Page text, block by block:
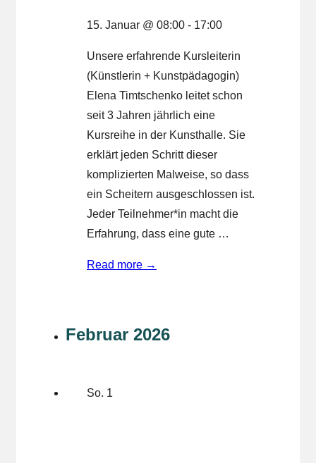
15. Januar @ 08:00 - 17:00
Unsere erfahrende Kursleiterin
(Künstlerin + Kunstpädagogin)
Elena Timtschenko leitet schon
seit 3 Jahren jährlich eine
Kursreihe in der Kunsthalle. Sie
erklärt jeden Schritt dieser
komplizierten Malweise, so dass
ein Scheitern ausgeschlossen ist.
Jeder Teilnehmer*in macht die
Erfahrung, dass eine gute …
Malkurs
Read more →
Februar 2026
So. 1